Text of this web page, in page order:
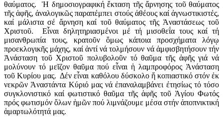
θαύματος. Ἡ δημοσιογραφική ἔκταση τῆς ἄρνησης τοῦ θαύματος
τῆς ἁφῆς, ἀναλογικῶς παραπέμπει στούς ἀθέους καί ἀγνωστικιστές,
καί μάλιστα σέ ἄρνηση καί τοῦ θαύματος τῆς Ἀναστάσεως τοῦ
Χριστοῦ. Εἶναι δηλητηριασμένοι μέ τή μισοθεΐα τους καί τή
μισανθρωπία τους, κρατοῦν ὅμως κάποια προσχήματα λόγῳ
προεκλογικῆς μάχης, καί ἀντί νά τολμήσουν νά ἀμφισβητήσουν τήν
Ἀνάσταση τοῦ Χριστοῦ πολυβολοῦν τό θαῦμα τῆς ἁφῆς γιά νά
μολύνουν τό μεῖζον θαῦμα πού εἶναι ἡ λαμπροφόρος Ἀνάσταση
τοῦ Κυρίου μας. Δέν εἶναι καθόλου δύσκολο ἤ κοπιαστικό στόν ἐκ
νεκρῶν Ἀναστάντα Κύριό μας νά ἐπαναλαμβάνει ἐτησίως τό τόσο
συγκλονιστικό καί φωτιστικό θαῦμα τῆς ἁφῆς τοῦ Ἁγίου Φωτός
πρός φωτισμόν ὅλων ἡμῶν πού λιμνάζουμε μέσα στήν ἀποπνικτική
ἁμαρτωλότητά μας.